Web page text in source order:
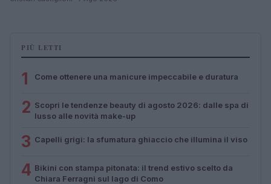
PIÙ LETTI
1 Come ottenere una manicure impeccabile e duratura
2 Scopri le tendenze beauty di agosto 2026: dalle spa di
lusso alle novità make-up
3 Capelli grigi: la sfumatura ghiaccio che illumina il viso
4 Bikini con stampa pitonata: il trend estivo scelto da
Chiara Ferragni sul lago di Como